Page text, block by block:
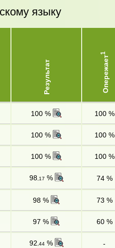
языку
Результат Опережает
1
100 % 100 %
100 % 100 %
100 % 100 %
98,17 % 74 %
98 % 73 %
97 % 60 %
92 ,44% -